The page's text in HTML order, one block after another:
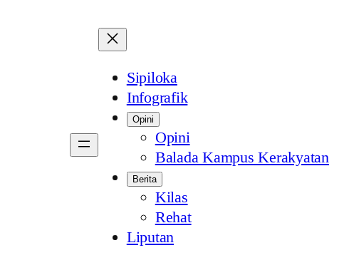
Sipiloka
Infografik
Opini
Opini
Balada Kampus Kerakyatan
Berita
Kilas
Rehat
Liputan